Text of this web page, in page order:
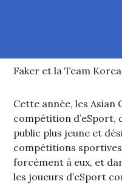
Faker et la Team
Cette année, les Asian
compétition d’eSport,
public plus jeune et
compétitions sportives
forcément à eux, et
les joueurs d’eSport